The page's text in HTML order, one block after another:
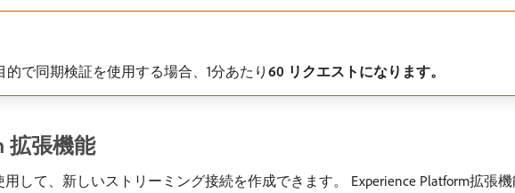
で同期検証を使用する場合、1分あたり​ 60 リクエストになります。
拡張機能
用して、新しいストリーミング接続を作成できます。 Experience Platform拡張